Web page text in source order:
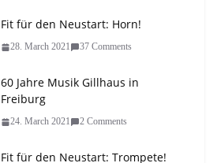
Fit für den Neustart: Horn!
28. March 2021 37 Comments
60 Jahre Musik Gillhaus in
Freiburg
24. March 2021 2 Comments
Fit für den Neustart: Trompete!